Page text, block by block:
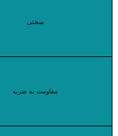
سختی
مقاومت به ضربه